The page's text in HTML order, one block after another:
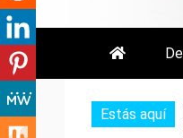
Estás aquí